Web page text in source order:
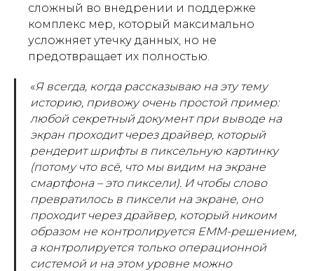
сложный во внедрении и поддержке
комплекс мер, который максимально
усложняет утечку данных, но не
предотвращает их полностью.
«Я всегда, когда рассказываю на эту тему
историю, привожу очень простой пример:
любой секретный документ при выводе на
экран проходит через драйвер, который
рендерит шрифты в пиксельную картинку
(потому что всё, что мы видим на экране
смартфона – это пиксели). И чтобы слово
превратилось в пиксели на экране, оно
проходит через драйвер, который никоим
образом не контролируется EMM-решением,
а контролируется только операционной
системой и на этом уровне можно